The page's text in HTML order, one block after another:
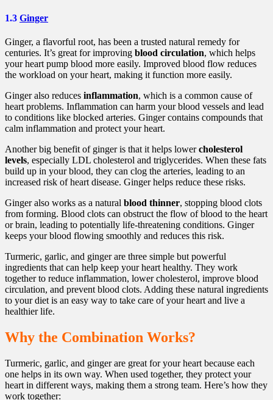
1.3 Ginger
Ginger, a flavorful root, has been a trusted natural remedy for
centuries. It’s great for improving blood circulation, which helps
your heart pump blood more easily. Improved blood flow reduces
the workload on your heart, making it function more easily.
Ginger also reduces inflammation, which is a common cause of
heart problems. Inflammation can harm your blood vessels and lead
to conditions like blocked arteries. Ginger contains compounds that
calm inflammation and protect your heart.
Another big benefit of ginger is that it helps lowercholesterol
levels, especially LDL cholesterol and triglycerides. When these fats
build up in your blood, they can clog the arteries, leading to an
increased risk of heart disease. Ginger helps reduce these risks.
Ginger also works as a natural blood thinner, stopping blood clots
from forming. Blood clots can obstruct the flow of blood to the heart
or brain, leading to potentially life-threatening conditions. Ginger
keeps your blood flowing smoothly and reduces this risk.
Turmeric, garlic, and ginger are three simple but powerful
ingredients that can help keep your heart healthy. They work
together to reduce inflammation, lower cholesterol, improve blood
circulation, and prevent blood clots. Adding these natural ingredients
to your diet is an easy way to take care of your heart and live a
healthier life.
Why the Combination Works?
Turmeric, garlic, and ginger are great for your heart because each
one helps in its own way. When used together, they protect your
heart in different ways, making them a strong team. Here’s how they
work together: